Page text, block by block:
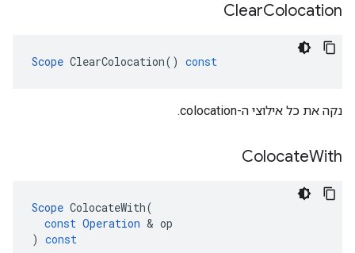
ClearColocation
Scope ClearColocation() const
נקה את כל אילוצי ה-colocation.
ColocateWith
Scope ColocateWith(
const Operation & op
) const